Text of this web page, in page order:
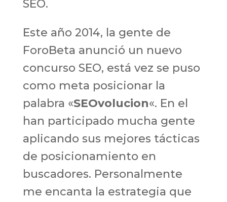
SEO.
Este año 2014, la gente de
ForoBeta anunció un nuevo
concurso SEO, está vez se puso
como meta posicionar la
palabra «SEOvolucion«. En el
han participado mucha gente
aplicando sus mejores tácticas
de posicionamiento en
buscadores. Personalmente
me encanta la estrategia que